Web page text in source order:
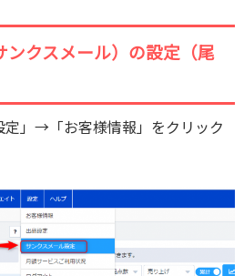
ンクスメール）の設定（尾
定」→「お客様情報」をクリック